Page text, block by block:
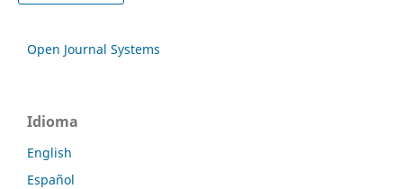
Open Journal Systems
Idioma
English
Español